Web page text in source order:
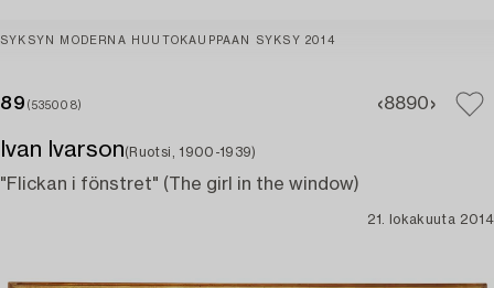
SYKSYN MODERNA HUUTOKAUPPAAN SYKSY 2014
89 (535008) 8890
Ivan Ivarson(Ruotsi, 1900-1939)
"Flickan i fönstret" (The girl in the window)
21. lokakuuta 2014